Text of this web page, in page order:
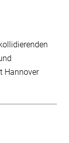
Hannover